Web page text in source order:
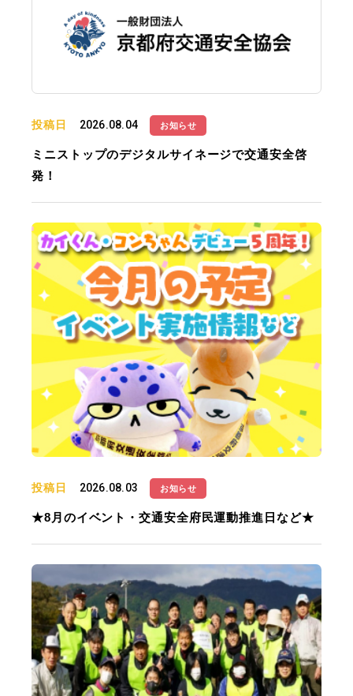
投稿日 2026.08.04 お知らせ
ミニストップのデジタルサイネージで交通安全啓
発！
投稿日 2026.08.03 お知らせ
★8月のイベント・交通安全府民運動推進日など★